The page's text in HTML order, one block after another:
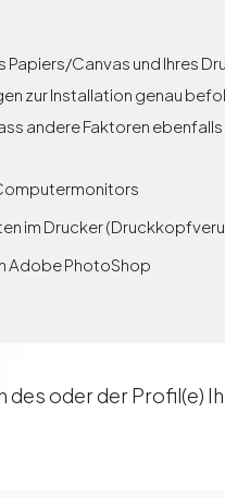
Papiers/Canvas und Ihres
zur Installation genau
andere Faktoren
im Drucker
Adobe PhotoShop
des oder der Profil(e)